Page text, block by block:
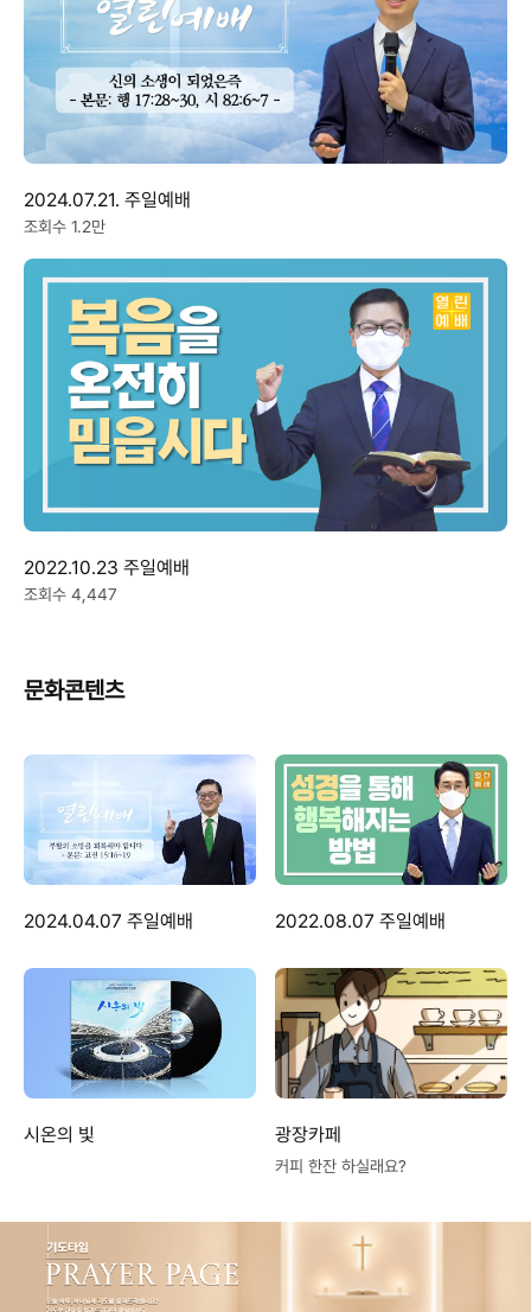
2024.07.21. 주일예배
조회수 1.2만
2022.10.23 주일예배
조회수 4,447
문화콘텐츠
2024.04.07 주일예배 2022.08.07 주일예배
시온의 빛 광장카페
커피 한잔 하실래요?